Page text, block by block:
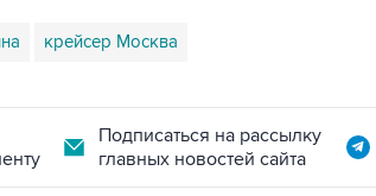
крейсер Москва
Подписаться на рассылку
главных новостей сайта